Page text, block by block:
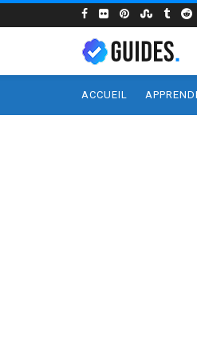
ACCUEIL